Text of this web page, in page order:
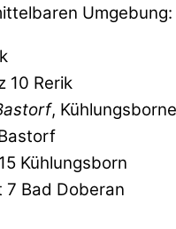
Umgebung:
10 Rerik
,
Kühlungsborn
7 Bad Doberan